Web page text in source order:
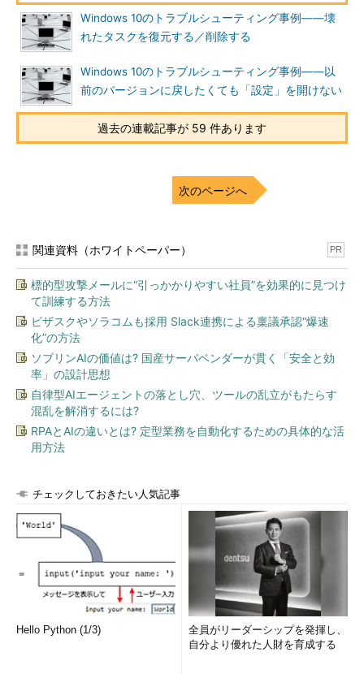
ル
RAMMap v1.4／
1.5
v1.4でWindows 10初期リリースに対応、v1.5でWindows 10
バージョン1511に対応
Sigcheck v2.30
Windows 10の証明書OIDの更新
BgInfo v4.21
フィールドでWindows 10およびWindows Server 2016を正
Monitor v3.2
Windows 10においてブートログを取得できないバグを修正
この他のツールで、現在または将来のWindows 10での動作に
Sysinternalsの「Desktops」、Windows 10で活躍の場を
明け渡す
Windows SysinternalsとWindows 10には、よく似た機能があ
ります。Windows Sysinternalsの「
の新機能である「仮想デスクトップ 」です。どちらも、Windows
に仮想的なデスクトップを追加して、複数のデスクトップ環境を
切り替えて使えるという機能です。
Windows SysinternalsのDesktopsはWindows 10でも一応は機
能し、元のデスクトップ（Desktop 1）の他に最大で3つのデスク
Windows Sysinternalsの「Desktops」をWindows
Windows 10のトラブルシューティング事例――壊
れたタスクを復元する／削除する
Windows 10のトラブルシューティング事例――以
前のバージョンに戻したくても「設定」を開けない
過去の連載記事が 59 件あります
次のページへ
関連資料（ホワイトペーパー） PR
標的型攻撃メールに“引っかかりやすい社員”を効果的に見つけ
て訓練する方法
ビザスクやソラコムも採用 Slack連携による稟議承認“爆速
化”の方法
ソブリンAIの価値は? 国産サーバベンダーが貫く「安全と効
率」の設計思想
自律型AIエージェントの落とし穴、ツールの乱立がもたらす
混乱を解消するには?
RPAとAIの違いとは? 定型業務を自動化するための具体的な活
用方法
チェックしておきたい人気記事
Hello Python (1/3)
全員がリーダーシップを発揮し、
自分より優れた人財を育成する